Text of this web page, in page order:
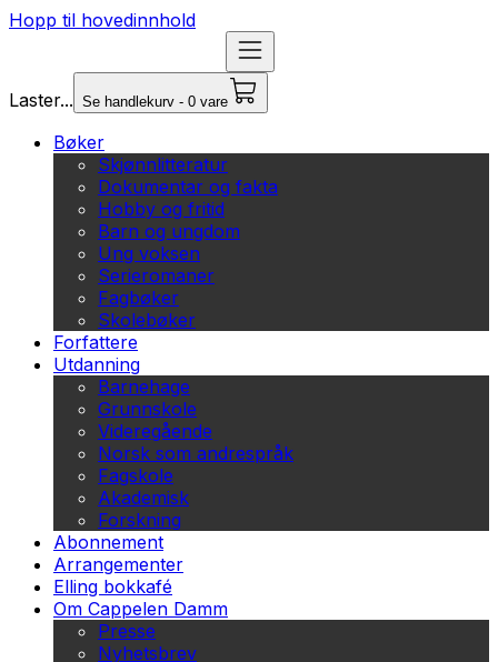
Hopp til hovedinnhold
Laster... Se handlekurv - 0 vare
Bøker
Skjønnlitteratur
Dokumentar og fakta
Hobby og fritid
Barn og ungdom
Ung voksen
Serieromaner
Fagbøker
Skolebøker
Forfattere
Utdanning
Barnehage
Grunnskole
Videregående
Norsk som andrespråk
Fagskole
Akademisk
Forskning
Abonnement
Arrangementer
Elling bokkafé
Om Cappelen Damm
Presse
Nyhetsbrev